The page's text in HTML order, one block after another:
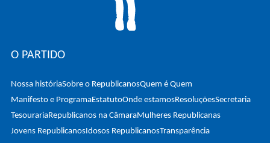
O PARTIDO
Nossa históriaSobre o RepublicanosQuem é Quem
Manifesto e ProgramaEstatutoOnde estamosResoluçõesSecretaria
TesourariaRepublicanos na CâmaraMulheres Republicanas
Jovens RepublicanosIdosos RepublicanosTransparência